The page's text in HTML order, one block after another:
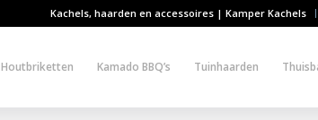
Kachels, haarden en accessoires | Kamper Kachels
Houtbriketten Kamado BBQ’s Tuinhaarden